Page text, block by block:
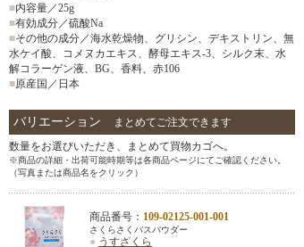
■内容量／25g
■有効成分／硫酸Na
■その他の成分／海水乾燥物、グリシン、デキストリン、無
水ケイ酸、コメヌカエキス、酵母エキス-3、シルク末、水
解コラーゲン液、BG、香料、赤106
■原産国／日本
バリエーション
まとめてご注文できます
数量をお選びいただき、まとめて買物カゴへ。
※商品の詳細・出荷可能時期等は各商品ページにてご確認ください。
（写真または商品名をクリック）
商品番号： 109-02125-001-001
さくらさくバスパウダー
● うすざくら